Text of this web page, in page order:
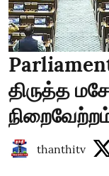
Parliament
திருத்த
thanthitv